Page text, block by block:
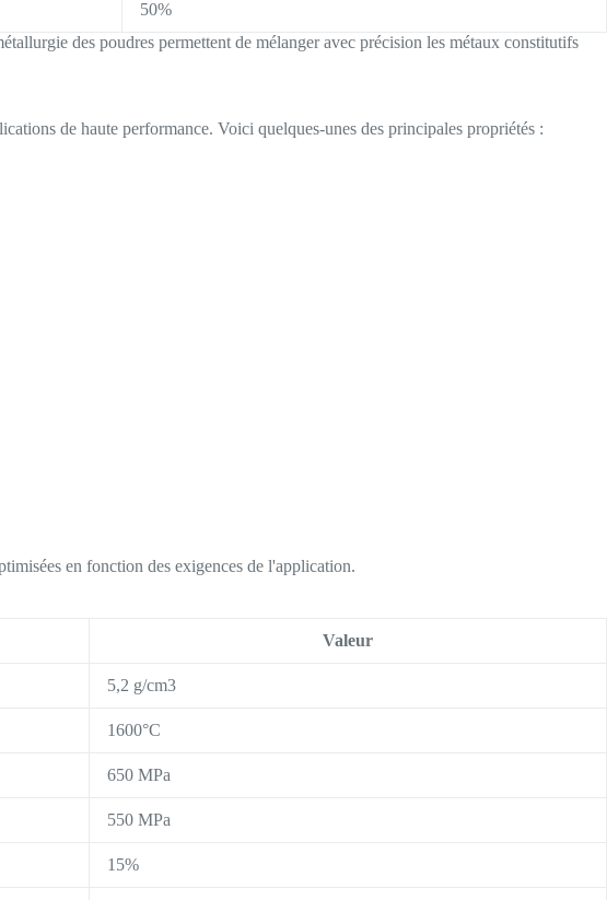
50%
des poudres permettent de mélanger avec précision les métaux constitutifs
de haute performance. Voici quelques-unes des principales propriétés :
en fonction des exigences de l'application.
Valeur
5,2 g/cm3
1600°C
650 MPa
550 MPa
15%